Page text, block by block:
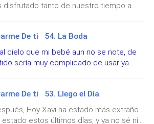
disfrutado tanto de nuestro tiempo a
y luego aquel mes por Estados
perderme detalle alguno del
día a día como nuestro bebé crecía, y
sentimos al saber que sería un niño
esposa, y ahora simplemente no puedo
mientras que sujeto su mano para que
De ti 54. La Boda
cielo que mi bebé aun no se note, de
sería muy complicado de usar ya
mi madre completamente emocionada.
se desmayará de la emoción.—
tan solo supiese que será padre... —
De ti 53. Llego el Día
Hoy Xavi ha estado más extraño
estos últimos días, y ya no sé ni